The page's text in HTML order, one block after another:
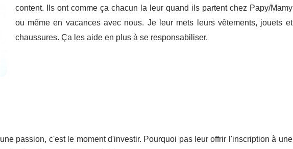
content. Ils ont comme ça chacun la leur quand ils partent chez Papy/Mamy
ou même en vacances avec nous. Je leur mets leurs vêtements, jouets et
chaussures. Ça les aide en plus à se responsabiliser.
passion, c'est le moment d'investir. Pourquoi pas leur offrir l'inscription à une